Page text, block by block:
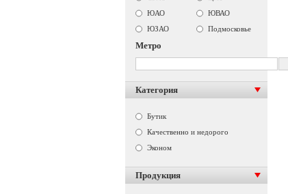
ЮАО
ЮВАО
ЮЗАО
Подмосковье
Метро
Категория
Бутик
Качественно и недорого
Эконом
Продукция